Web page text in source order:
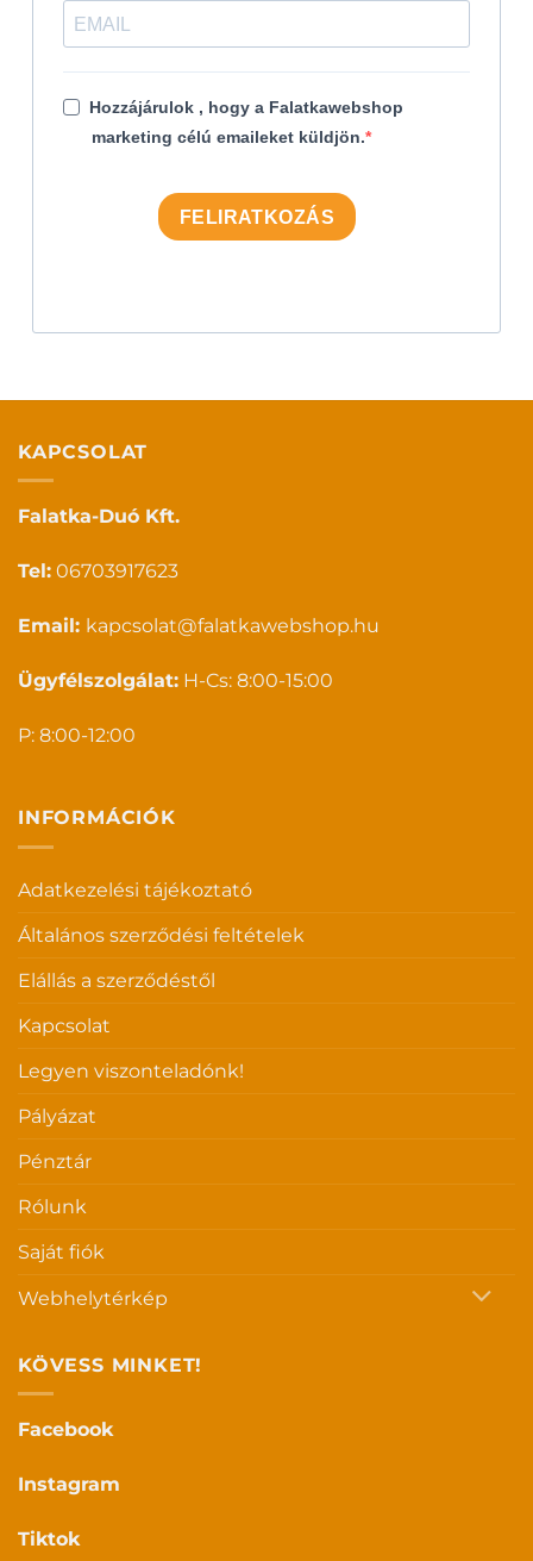
Hozzájárulok , hogy a Falatkawebshop
marketing célú emaileket küldjön.
FELIRATKOZÁS
KAPCSOLAT
Falatka-Duó Kft.
Tel: 06703917623
Email: kapcsolat@falatkawebshop.hu
Ügyfélszolgálat: H-Cs: 8:00-15:00
P: 8:00-12:00
INFORMÁCIÓK
Adatkezelési tájékoztató
Általános szerződési feltételek
Elállás a szerződéstől
Kapcsolat
Legyen viszonteladónk!
Pályázat
Pénztár
Rólunk
Saját fiók
Webhelytérkép
KÖVESS MINKET!
Facebook
Instagram
Tiktok